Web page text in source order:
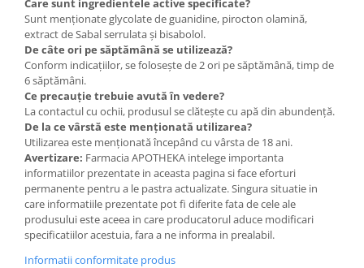
Sunt menționate glycolate de guanidine, pirocton olamină,
extract de Sabal serrulata și bisabolol.
De câte ori pe săptămână se utilizează?
Conform indicațiilor, se folosește de 2 ori pe săptămână, timp de
6 săptămâni.
Ce precauție trebuie avută în vedere?
La contactul cu ochii, produsul se clătește cu apă din abundență.
De la ce vârstă este menționată utilizarea?
Utilizarea este menționată începând cu vârsta de 18 ani.
Avertizare: Farmacia APOTHEKA intelege importanta
informatiilor prezentate in aceasta pagina si face eforturi
permanente pentru a le pastra actualizate. Singura situatie in
care informatiile prezentate pot fi diferite fata de cele ale
produsului este aceea in care producatorul aduce modificari
specificatiilor acestuia, fara a ne informa in prealabil.
Informatii conformitate produs